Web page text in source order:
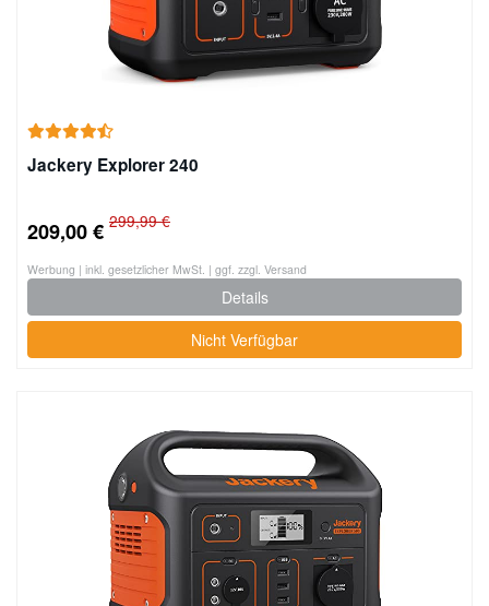
Jackery Explorer 240
209,00 € 299,99 €
Werbung | inkl. gesetzlicher MwSt. | ggf. zzgl. Versand
Details
Nicht Verfügbar